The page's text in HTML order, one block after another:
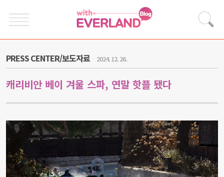
PRESS CENTER/보도자료 2024. 12. 26.
캐리비안 베이 겨울 스파, 연말 핫플 됐다